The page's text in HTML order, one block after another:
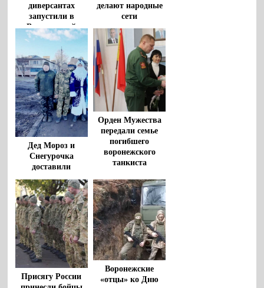
диверсантах
запустили в
Воронежской
области
делают народные
сети
Дед Мороз и
Снегурочка
доставили
подарки на
передовую
воронежским
танкистам
Орден Мужества
передали семье
погибшего
воронежского
танкиста
Присягу России
Воронежские
«отцы» ко Дню